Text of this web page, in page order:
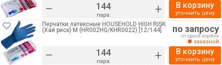
– пара. + В корзину
уточнить цену
Перчатки латексные HOUSEHOLD HIGH RISK
(Хай риск) M (HR002HG/KHR0022) [12/144]
– пара. +
по запросу
от одной коробки
заказной
В корзину
уточнить цену